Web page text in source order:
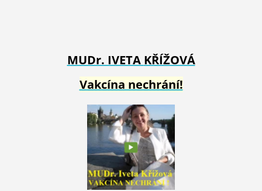
MUDr. IVETA KŘÍŽOVÁ
Vakcína nechrání!